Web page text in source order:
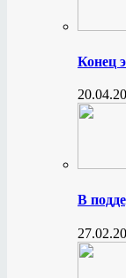
Конец
В